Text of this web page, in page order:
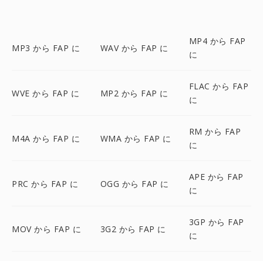
MP3 から FAP に WAV から FAP に
MP4 から FAP
に
WVE から FAP に MP2 から FAP に
FLAC から FAP
に
M4A から FAP に WMA から FAP に
RM から FAP
に
PRC から FAP に OGG から FAP に
APE から FAP
に
MOV から FAP に 3G2 から FAP に
3GP から FAP
に